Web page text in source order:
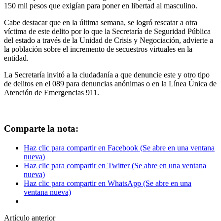
150 mil pesos que exigían para poner en libertad al masculino.
Cabe destacar que en la última semana, se logró rescatar a otra
víctima de este delito por lo que la Secretaría de Seguridad Pública
del estado a través de la Unidad de Crisis y Negociación, advierte a
la población sobre el incremento de secuestros virtuales en la
entidad.
La Secretaría invitó a la ciudadanía a que denuncie este y otro tipo
de delitos en el 089 para denuncias anónimas o en la Línea Única de
Atención de Emergencias 911.
Comparte la nota:
Haz clic para compartir en Facebook (Se abre en una ventana
nueva)
Haz clic para compartir en Twitter (Se abre en una ventana
nueva)
Haz clic para compartir en WhatsApp (Se abre en una
ventana nueva)
Artículo anterior